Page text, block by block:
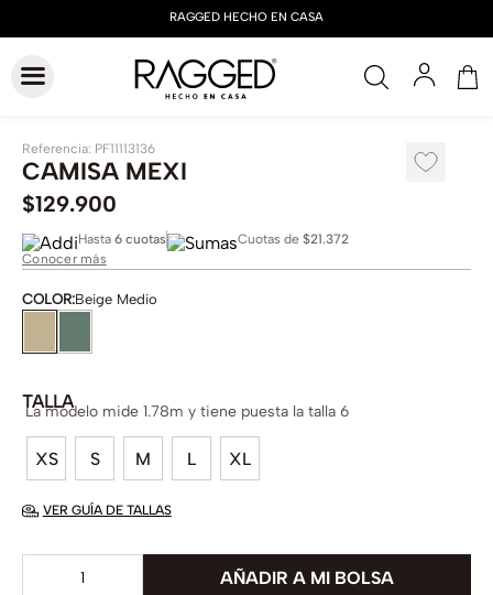
Referencia: PF11113136
CAMISA MEXI
$129.900
Hasta 6 cuotas Cuotas de $21.372
Conocer más
COLOR:Beige Medio
TALLA
XS S M L XL
La modelo mide 1.78m y tiene puesta la talla 6
VER GUÍA DE TALLAS